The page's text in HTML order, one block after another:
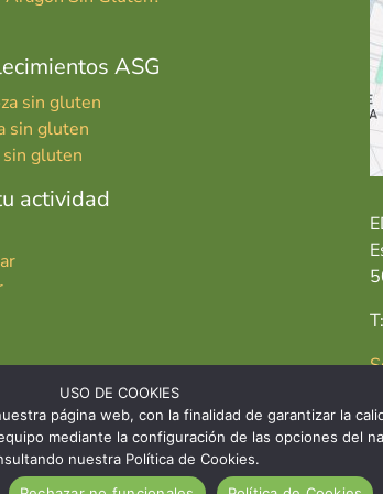
ASG
sin gluten
sin gluten
gluten
actividad
USO DE COOKIES
página web, con la finalidad de garantizar la
mediante la configuración de las opciones del
nuestra Política de Cookies.